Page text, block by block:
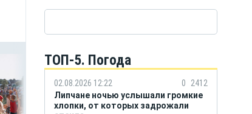
ТОП-5. Погода
02.08.2026 12:22 0
2412
Липчане ночью услышали громкие
хлопки, от которых задрожали